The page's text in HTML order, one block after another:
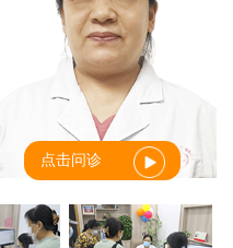
点击问诊